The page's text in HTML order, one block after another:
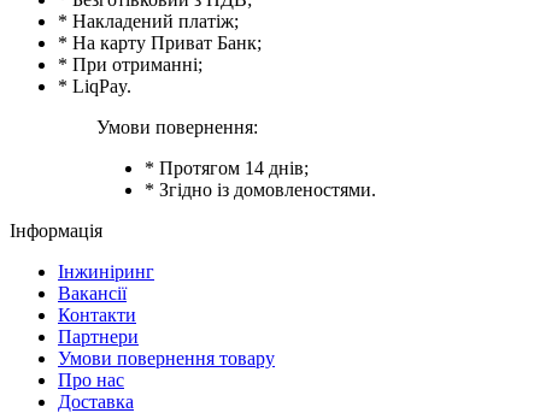
* Накладений платіж;
* На карту Приват Банк;
* При отриманні;
* LiqPay.
Умови повернення:
* Протягом 14 днів;
* Згідно із домовленостями.
Інформація
Інжиніринг
Вакансії
Контакти
Партнери
Умови повернення товару
Про нас
Доставка